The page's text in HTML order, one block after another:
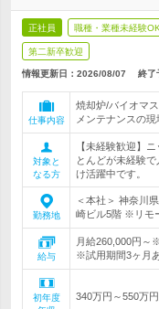
正社員 職種・業種未経験OK
第二新卒歓迎
情報更新日：2026/08/07 終了
仕事内容
焼却炉/バイオマ
メンテナンスの
対象と
なる方
【未経験歓迎】
とんどが未経験
け活躍中です。
勤務地
＜本社＞ 神奈川
崎ビル5階 ※リモ
給与
月給260,000円～
※試用期間3ヶ月
初年度
340万円～550万円